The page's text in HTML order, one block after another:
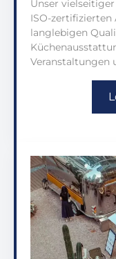
Unser
ISO-zertifizierten
langlebigen
Veranstaltungen